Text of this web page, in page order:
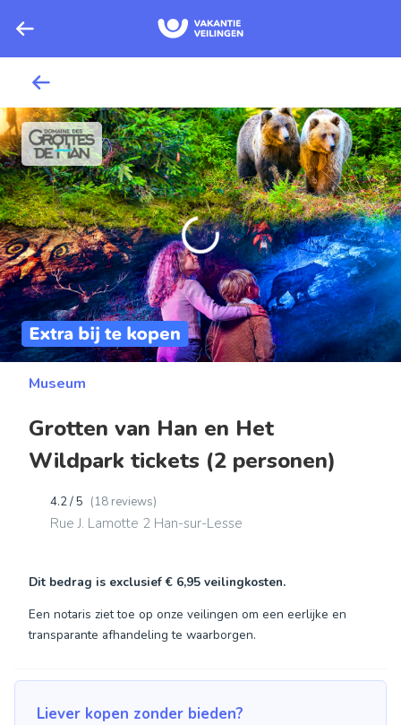
Museum
Grotten van Han en Het
Wildpark tickets (2 personen)
4.2 / 5 (18 reviews)
Rue J. Lamotte 2 Han-sur-Lesse
Dit bedrag is exclusief€ 6,95 veilingkosten.
Een notaris ziet toe op onze veilingen om een eerlijke en
transparante afhandeling te waarborgen.
Liever kopen zonder bieden?